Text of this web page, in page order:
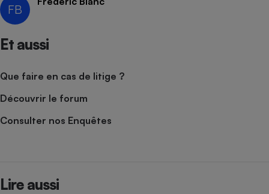
FB
Et aussi
Que faire en cas de litige ?
Découvrir le forum
Consulter nos Enquêtes
Lire aussi